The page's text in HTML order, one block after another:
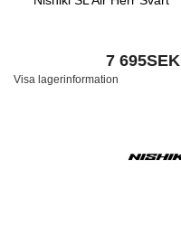
7 695SEK
Visa lagerinformation